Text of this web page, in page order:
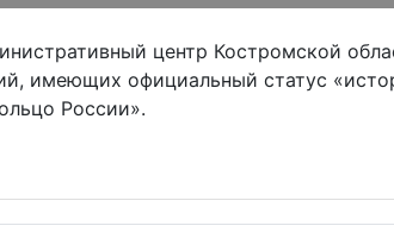
центр Костромской
имеющих официальный статус
России».